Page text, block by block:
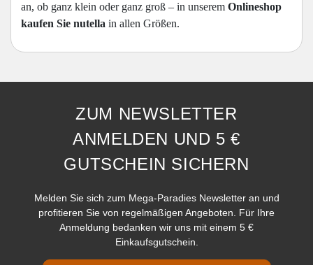
an, ob ganz klein oder ganz groß – in unserem Onlineshop
kaufen Sie nutella in allen Größen.
ZUM NEWSLETTER
ANMELDEN UND 5 €
GUTSCHEIN SICHERN
Melden Sie sich zum Mega-Paradies Newsletter an und
profitieren Sie von regelmäßigen Angeboten. Für Ihre
Anmeldung bedanken wir uns mit einem 5 €
Einkaufsgutschein.